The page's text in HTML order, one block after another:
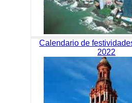
Calendario de
2022